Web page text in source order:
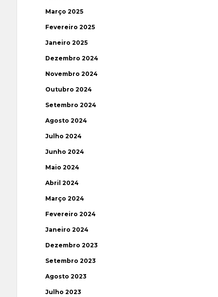
Março 2025
Fevereiro 2025
Janeiro 2025
Dezembro 2024
Novembro 2024
Outubro 2024
Setembro 2024
Agosto 2024
Julho 2024
Junho 2024
Maio 2024
Abril 2024
Março 2024
Fevereiro 2024
Janeiro 2024
Dezembro 2023
Setembro 2023
Agosto 2023
Julho 2023